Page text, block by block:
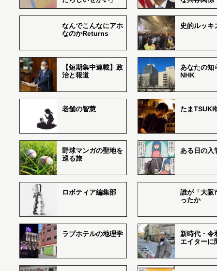
なんでこんなにアホ
なのかReturns
史的ルッキ
【短期集中連載】政
治と報道
あなたの知
NHK
老舗の智慧 たまTSUKI
野球マンガの聖地を
巡る旅
ある日の入
ロボティア編集部
誰が「大阪
ったか
ラブホテルの地理学
新時代・令
エイターに